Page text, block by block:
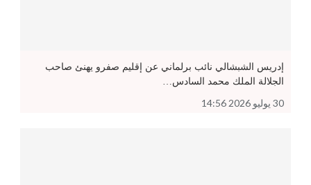
إدريس الشبشالي نائب برلماني عن إقليم صفرو يهنئ صاحب
الجلالة الملك محمد السادس…
30 يوليو 2026 14:56